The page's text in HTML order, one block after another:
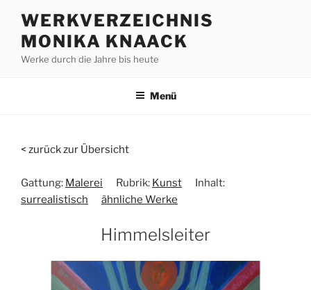
Inhalt
springen
WERKVERZEICHNIS
MONIKA KNAACK
Werke durch die Jahre bis heute
Menü
< zurück zur Übersicht
Gattung: Malerei Rubrik: Kunst
Inhalt:
surrealistisch
ähnliche Werke
Himmelsleiter